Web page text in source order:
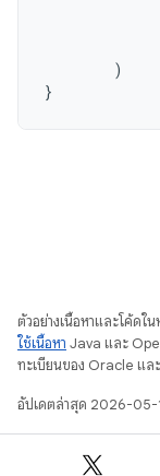
)
}
ตัวอย่างเนื้อหาและโค้ดใ
ใช้เนื้อหา Java และ
ทะเบียนของ Oracle แล
อัปเดตล่าสุด 2026-05-